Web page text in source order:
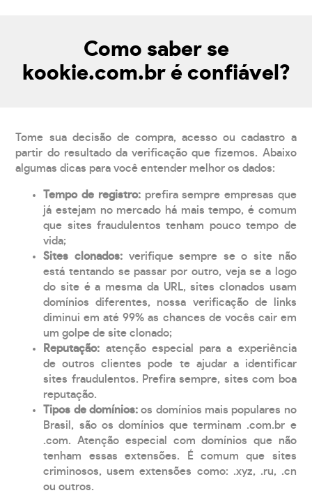
Como saber se
kookie.com.br é confiável?
Tome sua decisão de compra, acesso ou cadastro a
partir do resultado da verificação que fizemos. Abaixo
algumas dicas para você entender melhor os dados:
Tempo de registro: prefira sempre empresas que
já estejam no mercado há mais tempo, é comum
que sites fraudulentos tenham pouco tempo de
vida;
Sites clonados: verifique sempre se o site não
está tentando se passar por outro, veja se a logo
do site é a mesma da URL, sites clonados usam
domínios diferentes, nossa verificação de links
diminui em até 99% as chances de vocês cair em
um golpe de site clonado;
Reputação: atenção especial para a experiência
de outros clientes pode te ajudar a identificar
sites fraudulentos. Prefira sempre, sites com boa
reputação.
Tipos de domínios:os domínios mais populares no
Brasil, são os domínios que terminam .com.br e
.com. Atenção especial com domínios que não
tenham essas extensões. É comum que sites
criminosos, usem extensões como: .xyz, .ru, .cn
ou outros.